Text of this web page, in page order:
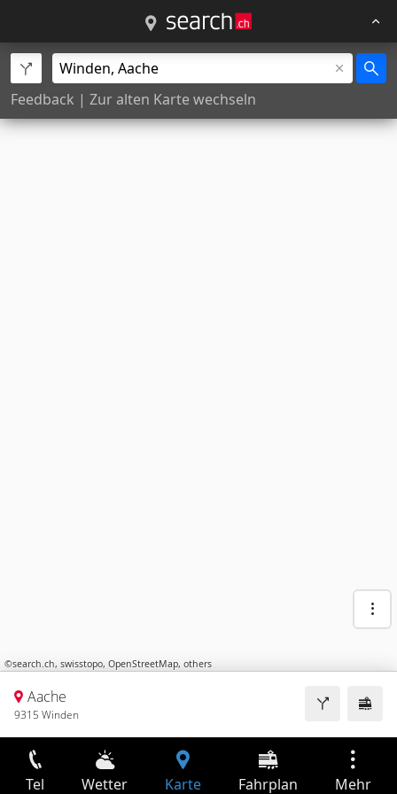
Feedback | Zur alten Karte wechseln
©search.ch, swisstopo, OpenStreetMap, others
Aache
9315 Winden
Tel Wetter Karte Fahrplan Mehr